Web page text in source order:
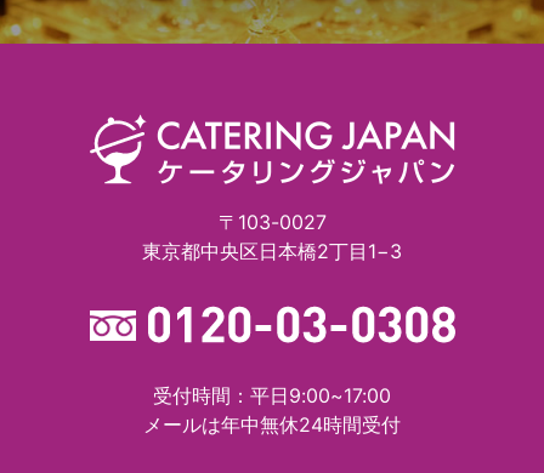
〒103-0027
東京都中央区日本橋2丁目1−3
受付時間：平日9:00~17:00
メールは年中無休24時間受付